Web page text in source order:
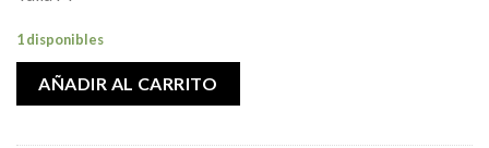
1 disponibles
AÑADIR AL CARRITO